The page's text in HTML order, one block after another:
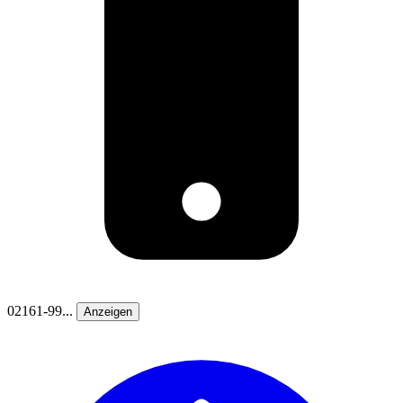
02161-99... Anzeigen